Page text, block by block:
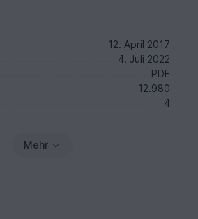
12. April 2017
4. Juli 2022
PDF
12.980
4
Mehr